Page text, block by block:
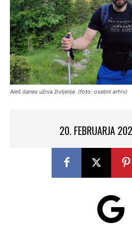
Aleš danes uživa življenje. (foto: osebni arhiv)
20. FEBRUARJA